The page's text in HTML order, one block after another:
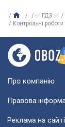
✅ ГДЗ ✅
Контрольні роботи
Про компанію
Правова
Реклама на сайті